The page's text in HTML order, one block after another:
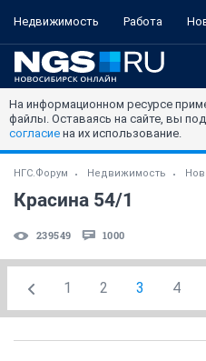
Недвижимость Работа
На информационном ресурсе
файлы. Оставаясь на сайте, вы
согласие на их использование.
НГС.Форум Недвижимость
Красина 54/1
239549 1000
1 2 3 4